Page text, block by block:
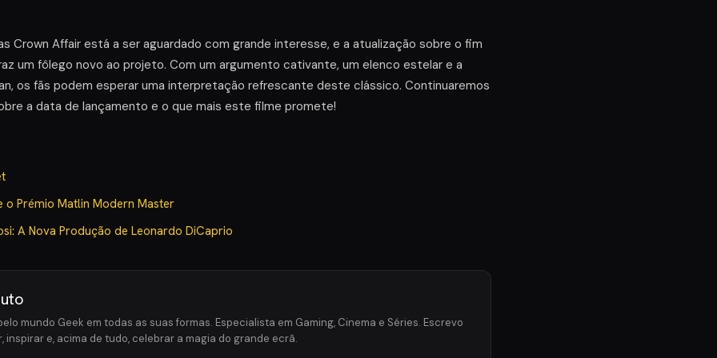
Crown Affair está a ser aguardado com grande interesse, e a atualização sobre o fim
um fôlego novo ao projeto. Com um argumento cativante, um elenco estelar e a
os fãs podem esperar uma interpretação refrescante deste clássico. Continuaremos
a data de lançamento e o que mais este filme promete!
o Prémio Matlin Modern Master
A Nova Produção de Leonardo DiCaprio
mundo Geek em todas as suas formas. Especialista em Gaming, Cinema e Séries. Escrevo
inspirar e, acima de tudo, celebrar a magia do grande ecrã.